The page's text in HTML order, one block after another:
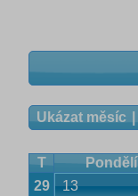
Ukázat měsíc
T
Pondělí
29
13